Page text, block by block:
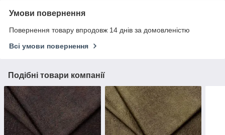
Умови повернення
Повернення товару впродовж 14 днів за домовленістю
Всі умови повернення
Подібні товари компанії